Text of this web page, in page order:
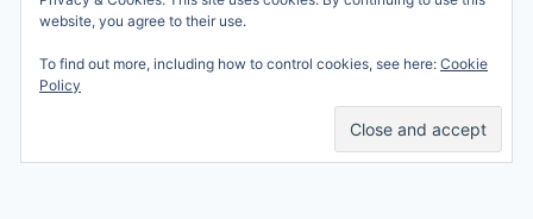
Samenwerken
© 2026 Ren mama, ren!
Professional Blogging
Services
website, you agree to their use.
To find out more, including how to control cookies, see here: Cookie
Policy